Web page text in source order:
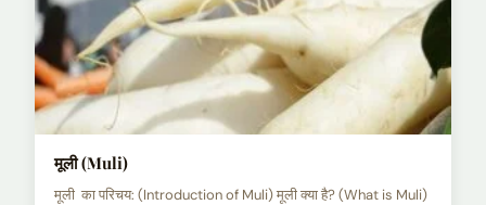
मूली (Muli)
मूली का परिचय: (Introduction of Muli) मूली क्या है? (What is Muli)